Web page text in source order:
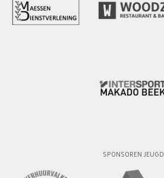
SPONSOREN JEUGD